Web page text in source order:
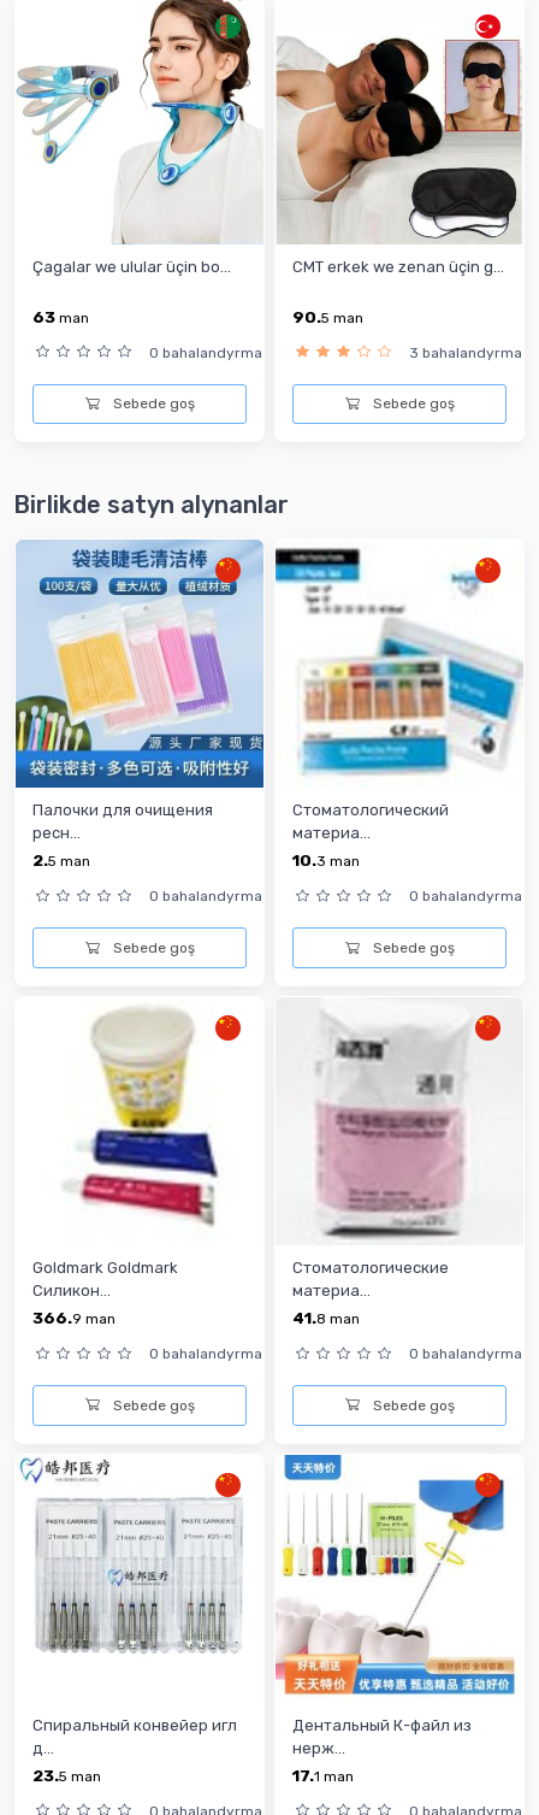
Çagalar we ulular üçin bo...
63 man
0 bahalandyrma
Sebede goş
CMT erkek we zenan üçin g...
90.5 man
3 bahalandyrma
Sebede goş
Birlikde satyn alynanlar
Палочки для очищения
ресн...
2.5 man
0 bahalandyrma
Sebede goş
Стоматологический
материа...
10.3 man
0 bahalandyrma
Sebede goş
Goldmark Goldmark
Силикон...
366.9 man
0 bahalandyrma
Sebede goş
Стоматологические
материа...
41.8 man
0 bahalandyrma
Sebede goş
Спиральный конвейер игл
д...
23.5 man
0 bahalandyrma
Дентальный К-файл из
нерж...
17.1 man
0 bahalandyrma